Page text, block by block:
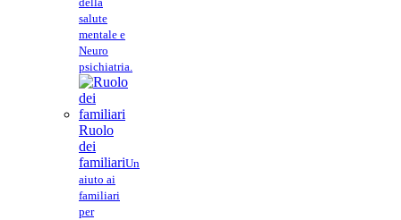
salute
mentale e
Neuro
psichiatria.
Ruolo
dei
familiariUn
aiuto ai
familiari
per